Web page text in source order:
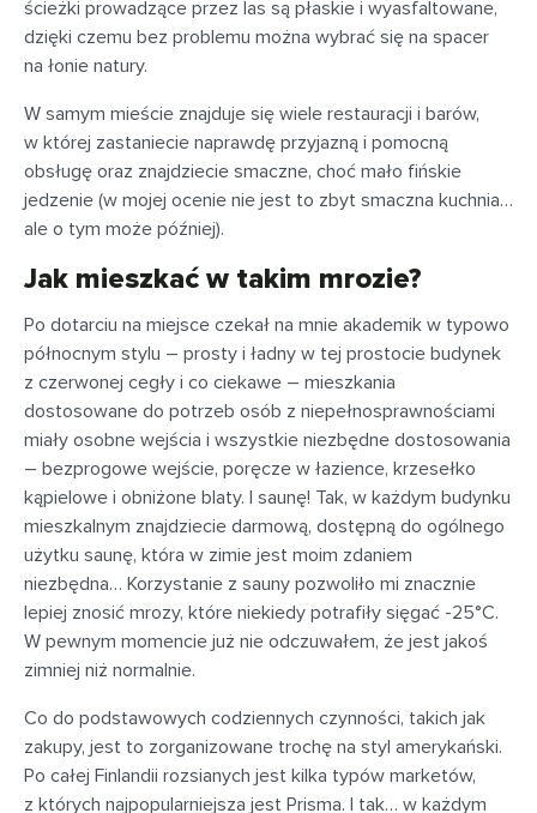
ścieżki prowadzące przez las są płaskie i wyasfaltowane,
dzięki czemu bez problemu można wybrać się na spacer
na łonie natury.
W samym mieście znajduje się wiele restauracji i barów,
w której zastaniecie naprawdę przyjazną i pomocną
obsługę oraz znajdziecie smaczne, choć mało fińskie
jedzenie (w mojej ocenie nie jest to zbyt smaczna kuchnia…
ale o tym może później).
Jak mieszkać w takim mrozie?
Po dotarciu na miejsce czekał na mnie akademik w typowo
północnym stylu – prosty i ładny w tej prostocie budynek
z czerwonej cegły i co ciekawe – mieszkania
dostosowane do potrzeb osób z niepełnosprawnościami
miały osobne wejścia i wszystkie niezbędne dostosowania
– bezprogowe wejście, poręcze w łazience, krzesełko
kąpielowe i obniżone blaty. I saunę! Tak, w każdym budynku
mieszkalnym znajdziecie darmową, dostępną do ogólnego
użytku saunę, która w zimie jest moim zdaniem
niezbędna… Korzystanie z sauny pozwoliło mi znacznie
lepiej znosić mrozy, które niekiedy potrafiły sięgać -25°C.
W pewnym momencie już nie odczuwałem, że jest jakoś
zimniej niż normalnie.
Co do podstawowych codziennych czynności, takich jak
zakupy, jest to zorganizowane trochę na styl amerykański.
Po całej Finlandii rozsianych jest kilka typów marketów,
z których najpopularniejsza jest Prisma. I tak… w każdym